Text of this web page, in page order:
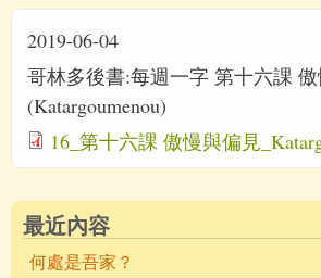
2019-06-04
哥林多後書:每週一字 第十六課
(Katargoumenou)
16_第十六課 傲慢與偏見
最近內容
何處是吾家？